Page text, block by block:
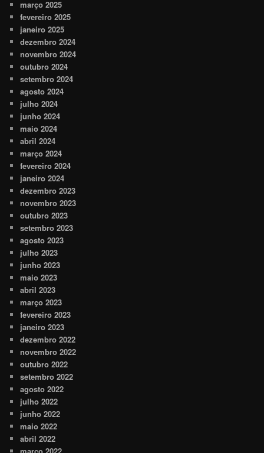
março 2025
fevereiro 2025
janeiro 2025
dezembro 2024
novembro 2024
outubro 2024
setembro 2024
agosto 2024
julho 2024
junho 2024
maio 2024
abril 2024
março 2024
fevereiro 2024
janeiro 2024
dezembro 2023
novembro 2023
outubro 2023
setembro 2023
agosto 2023
julho 2023
junho 2023
maio 2023
abril 2023
março 2023
fevereiro 2023
janeiro 2023
dezembro 2022
novembro 2022
outubro 2022
setembro 2022
agosto 2022
julho 2022
junho 2022
maio 2022
abril 2022
março 2022